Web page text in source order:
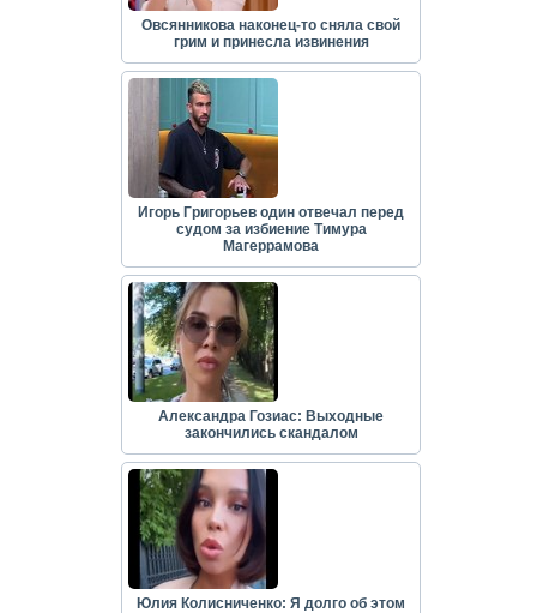
Овсянникова наконец-то сняла свой
грим и принесла извинения
Игорь Григорьев один отвечал перед
судом за избиение Тимура
Магеррамова
Александра Гозиас: Выходные
закончились скандалом
Юлия Колисниченко: Я долго об этом